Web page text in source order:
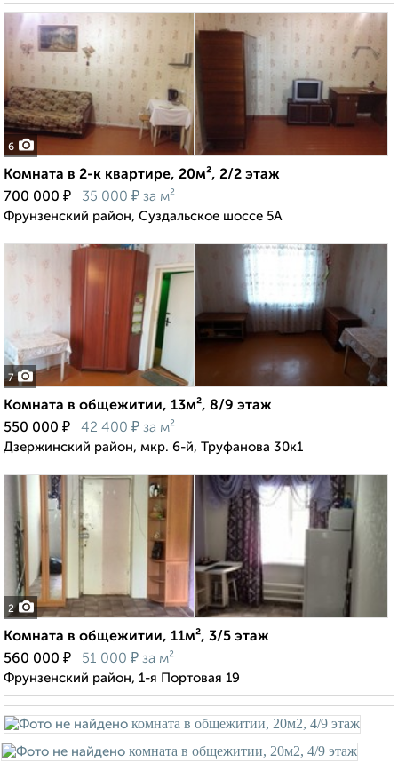
6
Комната в 2-к квартире, 20м², 2/2 этаж
700 000 ₽ 35 000 ₽ за м²
Фрунзенский район, Суздальское шоссе 5А
7
Комната в общежитии, 13м², 8/9 этаж
550 000 ₽ 42 400 ₽ за м²
Дзержинский район, мкр. 6-й, Труфанова 30к1
2
Комната в общежитии, 11м², 3/5 этаж
560 000 ₽ 51 000 ₽ за м²
Фрунзенский район, 1-я Портовая 19